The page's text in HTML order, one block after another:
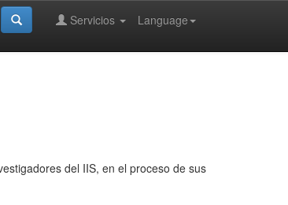
Language
Servicios
del IIS, en el proceso de sus